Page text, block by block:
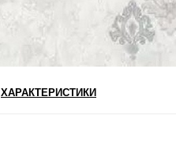
ХАРАКТЕРИСТИКИ